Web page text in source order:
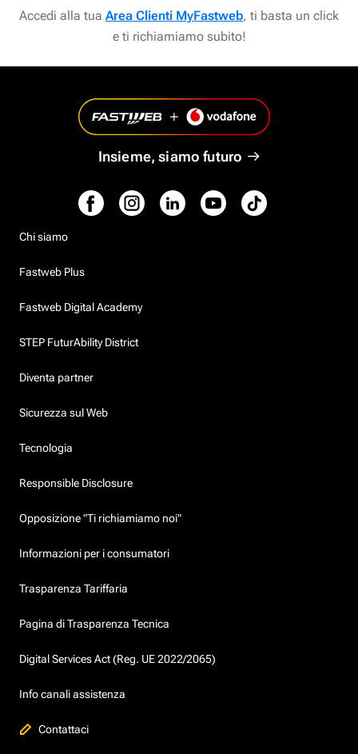
Accedi alla tua Area Clienti MyFastweb, ti basta un click
e ti richiamiamo subito!
Insieme, siamo futuro
Chi siamo
Fastweb Plus
Fastweb Digital Academy
STEP FuturAbility District
Diventa partner
Sicurezza sul Web
Tecnologia
Responsible Disclosure
Opposizione "Ti richiamiamo noi"
Informazioni per i consumatori
Trasparenza Tariffaria
Pagina di Trasparenza Tecnica
Digital Services Act (Reg. UE 2022/2065)
Info canali assistenza
Contattaci